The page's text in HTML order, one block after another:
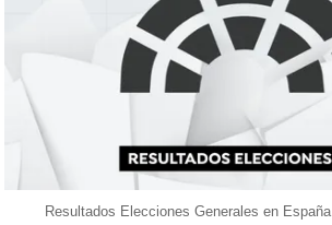
Resultados Elecciones Generales en España